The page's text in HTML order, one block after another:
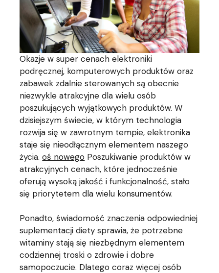
Okazje w super cenach elektroniki
podręcznej, komputerowych produktów oraz
zabawek zdalnie sterowanych są obecnie
niezwykle atrakcyjne dla wielu osób
poszukujących wyjątkowych produktów. W
dzisiejszym świecie, w którym technologia
rozwija się w zawrotnym tempie, elektronika
staje się nieodłącznym elementem naszego
życia.oś nowego Poszukiwanie produktów w
atrakcyjnych cenach, które jednocześnie
oferują wysoką jakość i funkcjonalność, stało
się priorytetem dla wielu konsumentów.
Ponadto, świadomość znaczenia odpowiedniej
suplementacji diety sprawia, że potrzebne
witaminy stają się niezbędnym elementem
codziennej troski o zdrowie i dobre
samopoczucie. Dlatego coraz więcej osób